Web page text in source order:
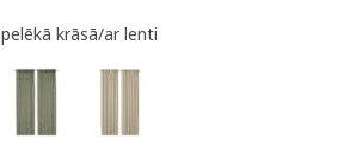
krāsā/ar lenti